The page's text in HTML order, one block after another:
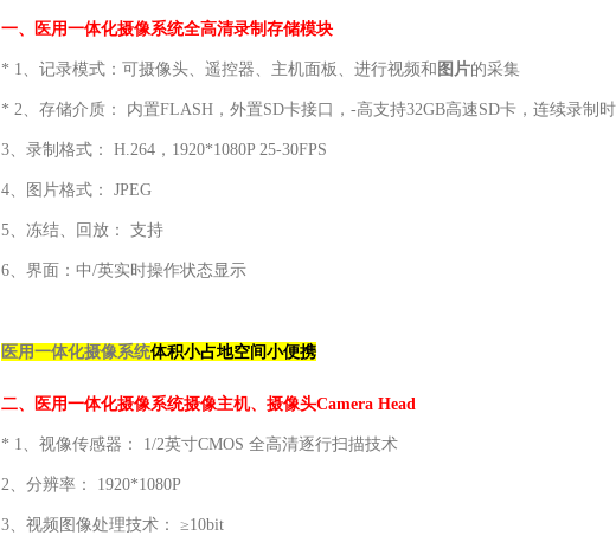
一、医用一体化摄像系统全高清录制存储模块
* 1、记录模式：可摄像头、遥控器、主机面板、进行视频和 图片的采集
* 2、存储介质： 内置FLASH，外置SD卡接口，-高支持32GB高速SD卡，连续录制
3、录制格式： H.264，1920*1080P 25-30FPS
4、图片格式： JPEG
5、冻结、回放： 支持
6、界面：中/英实时操作状态显示
医用一体化摄像系统体积小占地空间小便携
二、 医用一体化摄像系统摄像主机、摄像头Camera Head
* 1、视像传感器： 1/2英寸CMOS 全高清逐行扫描技术
2、分辨率： 1920*1080P
3、视频图像处理技术： ≥10bit